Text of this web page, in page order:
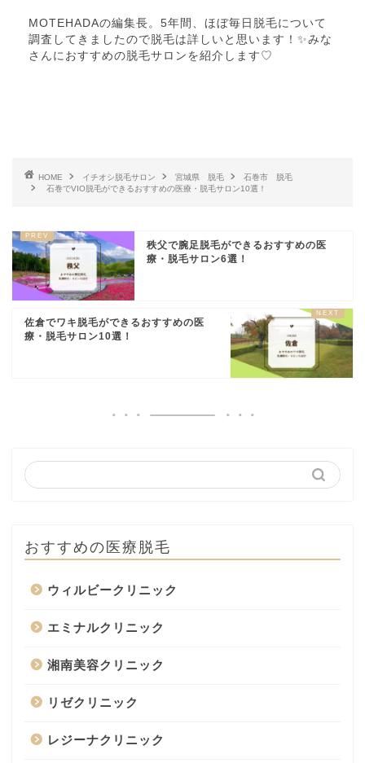
MOTEHADAの編集長。5年間、ほぼ毎日脱毛について
調査してきましたので脱毛は詳しいと思います！✨みな
さんにおすすめの脱毛サロンを紹介します♡
HOME イチオシ脱毛サロン 宮城県 脱毛
石巻市 脱毛
石巻でVIO脱毛ができるおすすめの医療・脱毛サロン10選！
秩父で腕足脱毛ができるおすすめの医
療・脱毛サロン6選！
佐倉でワキ脱毛ができるおすすめの医
療・脱毛サロン10選！
おすすめの医療脱毛
ウィルビークリニック
エミナルクリニック
湘南美容クリニック
リゼクリニック
レジーナクリニック